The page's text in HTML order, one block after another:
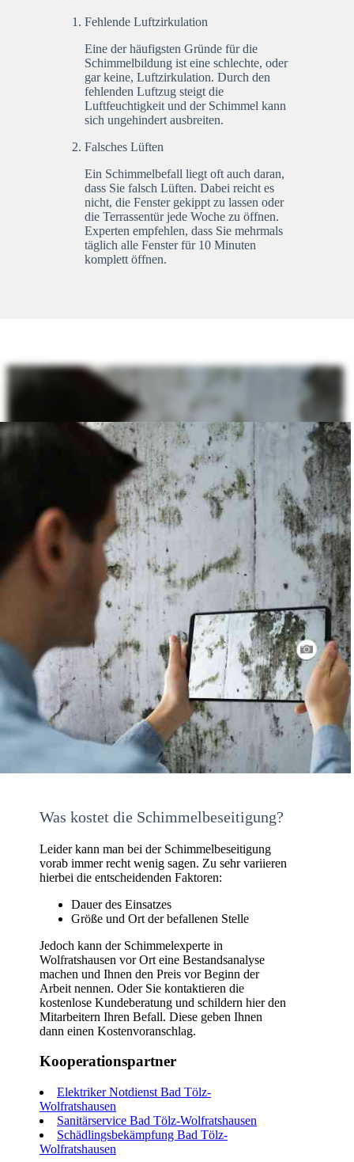
Fehlende Luftzirkulation
Eine der häufigsten Gründe für die
Schimmelbildung ist eine schlechte, oder
gar keine, Luftzirkulation. Durch den
fehlenden Luftzug steigt die
Luftfeuchtigkeit und der Schimmel kann
sich ungehindert ausbreiten.
Falsches Lüften
Ein Schimmelbefall liegt oft auch daran,
dass Sie falsch Lüften. Dabei reicht es
nicht, die Fenster gekippt zu lassen oder
die Terrassentür jede Woche zu öffnen.
Experten empfehlen, dass Sie mehrmals
täglich alle Fenster für 10 Minuten
komplett öffnen.
Was kostet die Schimmelbeseitigung?
Leider kann man bei der Schimmelbeseitigung
vorab immer recht wenig sagen. Zu sehr variieren
hierbei die entscheidenden Faktoren:
Dauer des Einsatzes
Größe und Ort der befallenen Stelle
Jedoch kann der Schimmelexperte in
Wolfratshausen vor Ort eine Bestandsanalyse
machen und Ihnen den Preis vor Beginn der
Arbeit nennen. Oder Sie kontaktieren die
kostenlose Kundeberatung und schildern hier den
Mitarbeitern Ihren Befall. Diese geben Ihnen
dann einen Kostenvoranschlag.
Kooperationspartner
Elektriker Notdienst Bad Tölz-
Wolfratshausen
Sanitärservice Bad Tölz-Wolfratshausen
Schädlingsbekämpfung Bad Tölz-
Wolfratshausen